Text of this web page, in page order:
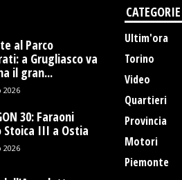
al Parco
a Grugliasco va
il gran...
2026
30: Faraoni
Stoica III a Ostia
2026
Ultim'ora
Torino
Video
Quartieri
Provincia
Motori
Piemonte